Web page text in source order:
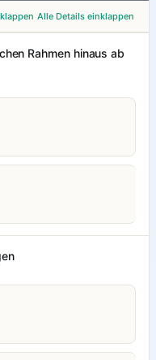
Alle Details einklappen
Rahmen hinaus ab